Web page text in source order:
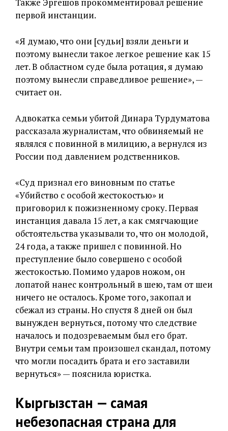
Также Эргешов прокомментировал решение
первой инстанции.
«Я думаю, что они [судьи] взяли деньги и
поэтому вынесли такое легкое решение как 15
лет. В областном суде была ротация, я думаю
поэтому вынесли справедливое решение», —
считает он.
Адвокатка семьи убитой Динара Турдуматова
рассказала журналистам, что обвиняемый не
являлся с повинной в милицию, а вернулся из
России под давлением родственников.
«Суд признал его виновным по статье
«Убийство с особой жестокостью» и
приговорил к пожизненному сроку. Первая
инстанция давала 15 лет, а как смягчающие
обстоятельства указывали то, что он молодой,
24 года, а также пришел с повинной. Но
преступление было совершено с особой
жестокостью. Помимо ударов ножом, он
лопатой нанес контрольный в шею, там от шеи
ничего не осталось. Кроме того, закопал и
сбежал из страны. Но спустя 8 дней он был
вынужден вернуться, потому что следствие
началось и подозреваемым был его брат.
Внутри семьи там произошел скандал, потому
что могли посадить брата и его заставили
вернуться» — пояснила юристка.
Кыргызстан — самая
небезопасная страна для